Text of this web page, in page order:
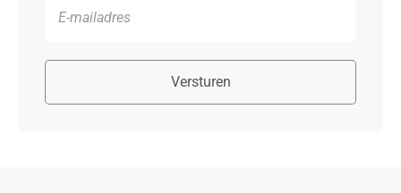
Versturen